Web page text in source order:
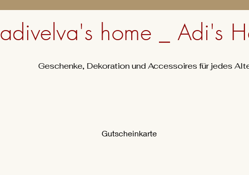
adivelva's home _ Adi's
Geschenke, Dekoration und Accessoires für jedes
Gutscheinkarte